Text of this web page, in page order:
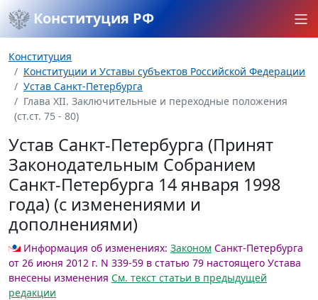
Конституция РФ
Конституция
Конституции и Уставы субъектов Российской Федерации
Устав Санкт-Петербурга
Глава XII. Заключительные и переходные положения
(ст.ст. 75 - 80)
Устав Санкт-Петербурга (Принят
Законодательным Собранием
Санкт-Петербурга 14 января 1998
года) (с изменениями и
дополнениями)
Информация об изменениях: Законом Санкт-Петербурга
от 26 июня 2012 г. N 339-59 в статью 79 настоящего Устава
внесены изменения См. текст статьи в предыдущей
редакции